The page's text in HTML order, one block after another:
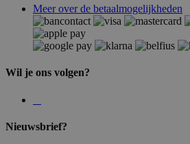
Meer over de betaalmogelijkheden
Wil je ons volgen?
Nieuwsbrief?